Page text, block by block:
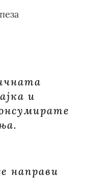
и
направи